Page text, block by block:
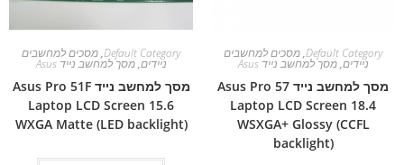
Default Category
,מסכים למחשבים
ניידים,מסך למחשב נייד Asus
מסך למחשב נייד Asus Pro 57
Laptop LCD Screen 18.4
WSXGA+ Glossy (CCFL
backlight)
Default Category
,מסכים למחשבים
ניידים,מסך למחשב נייד Asus
מסך למחשב נייד Asus Pro 51F
Laptop LCD Screen 15.6
WXGA Matte (LED backlight)